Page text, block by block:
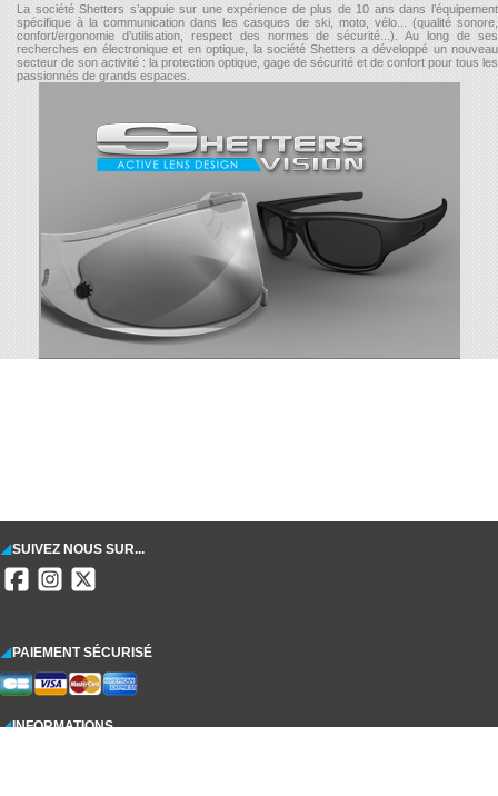
La société Shetters s’appuie sur une expérience de plus de 10 ans dans l’équipement
spécifique à la communication dans les casques de ski, moto, vélo... (qualité sonore,
confort/ergonomie d’utilisation, respect des normes de sécurité...). Au long de ses
recherches en électronique et en optique, la société Shetters a développé un nouveau
secteur de son activité : la protection optique, gage de sécurité et de confort pour tous les
passionnés de grands espaces.
SUIVEZ NOUS SUR...
PAIEMENT SÉCURISÉ
INFORMATIONS